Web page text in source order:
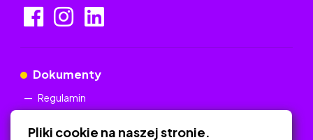
Dokumenty
Regulamin
Pliki cookie na naszej stronie.